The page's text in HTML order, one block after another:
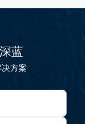
蓝
方案